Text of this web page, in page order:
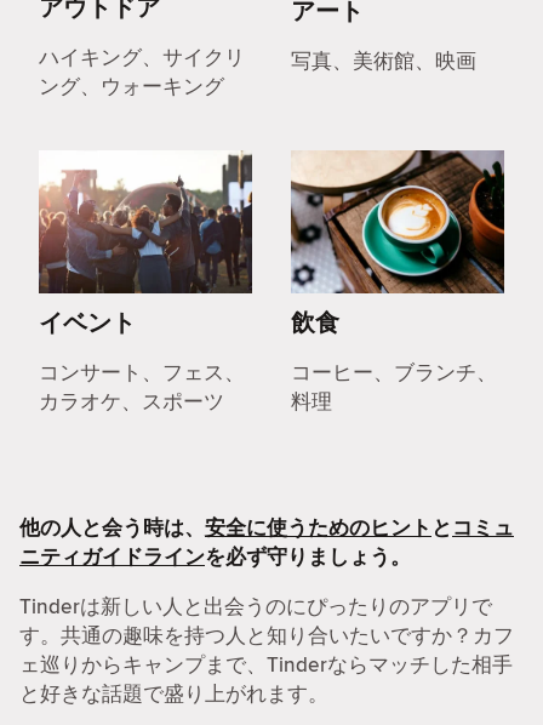
アウトドア
ハイキング、サイクリ
ング、ウォーキング
アート
写真、美術館、映画
イベント
コンサート、フェス、
カラオケ、スポーツ
飲食
コーヒー、ブランチ、
料理
他の人と会う時は、安全に使うためのヒント と コミュ
ニティガイドラインを必ず守りましょう。
Tinderは新しい人と出会うのにぴったりのアプリで
す。共通の趣味を持つ人と知り合いたいですか？カフ
ェ巡りからキャンプまで、Tinderならマッチした相手
と好きな話題で盛り上がれます。